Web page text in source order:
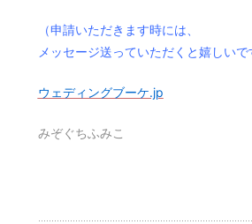
（申請いただきます時には、
メッセージ送っていただくと嬉しいで
ウェディングブーケ.jp
みぞぐちふみこ